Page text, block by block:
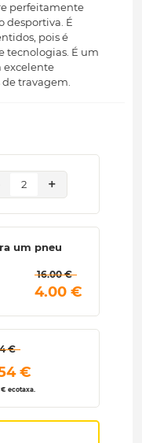
perfeitamente
desportiva. É
pois é
tecnologias. É um
excelente
travagem.
2 +
um pneu
16.00 €
4.00 €
€
€
ecotaxa.